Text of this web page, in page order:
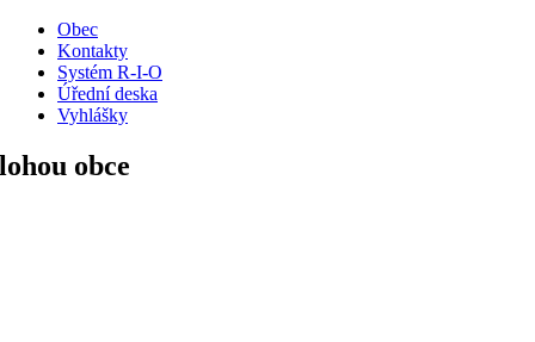
Obec
Kontakty
Systém R-I-O
Úřední deska
Vyhlášky